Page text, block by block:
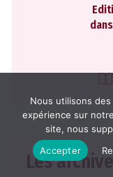
Les
Nous utilisons
expérience sur
site, nous
Accepter